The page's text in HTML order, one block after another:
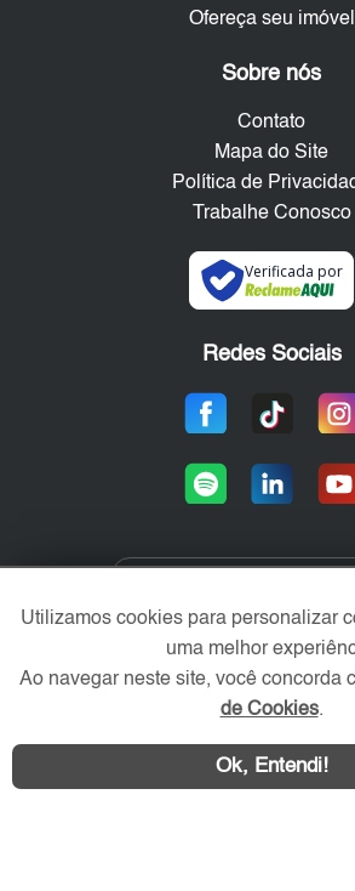
WhatsApp
Ofereça seu imóvel
Sobre nós
Contato
Mapa do Site
Política de
Trabalhe Conosco
Verificada por
Redes Sociais
acesse sua conta:
Utilizamos cookies para personalizar
uma melhor
Ao navegar neste site, você concorda
de Cookies.
Ok, Entendi!